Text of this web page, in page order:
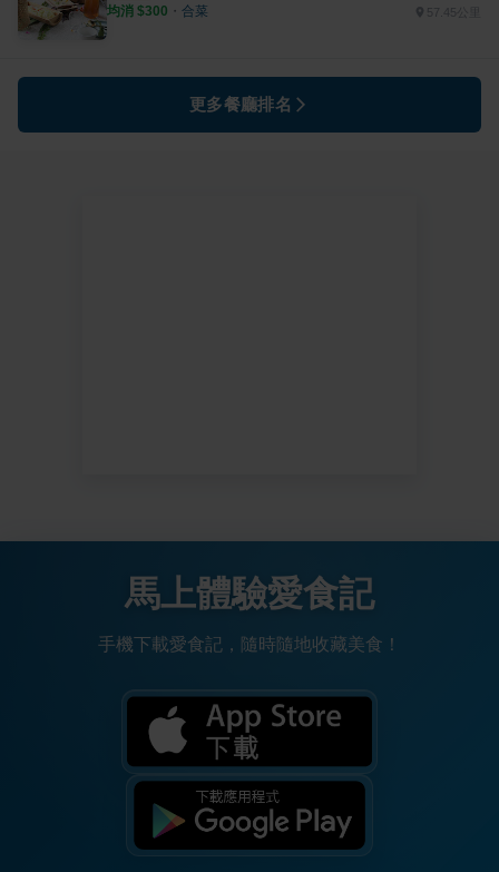
均消 $300 ・ 合菜 57.45公里
更多餐廳排名
馬上體驗愛食記
手機下載愛食記，隨時隨地收藏美食！